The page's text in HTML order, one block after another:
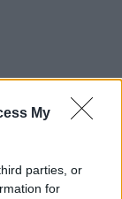
My
parties, or
for